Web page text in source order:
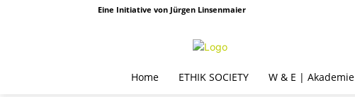
Eine Initiative von Jürgen Linsenmaier
Home ETHIK SOCIETY W & E | Akademie